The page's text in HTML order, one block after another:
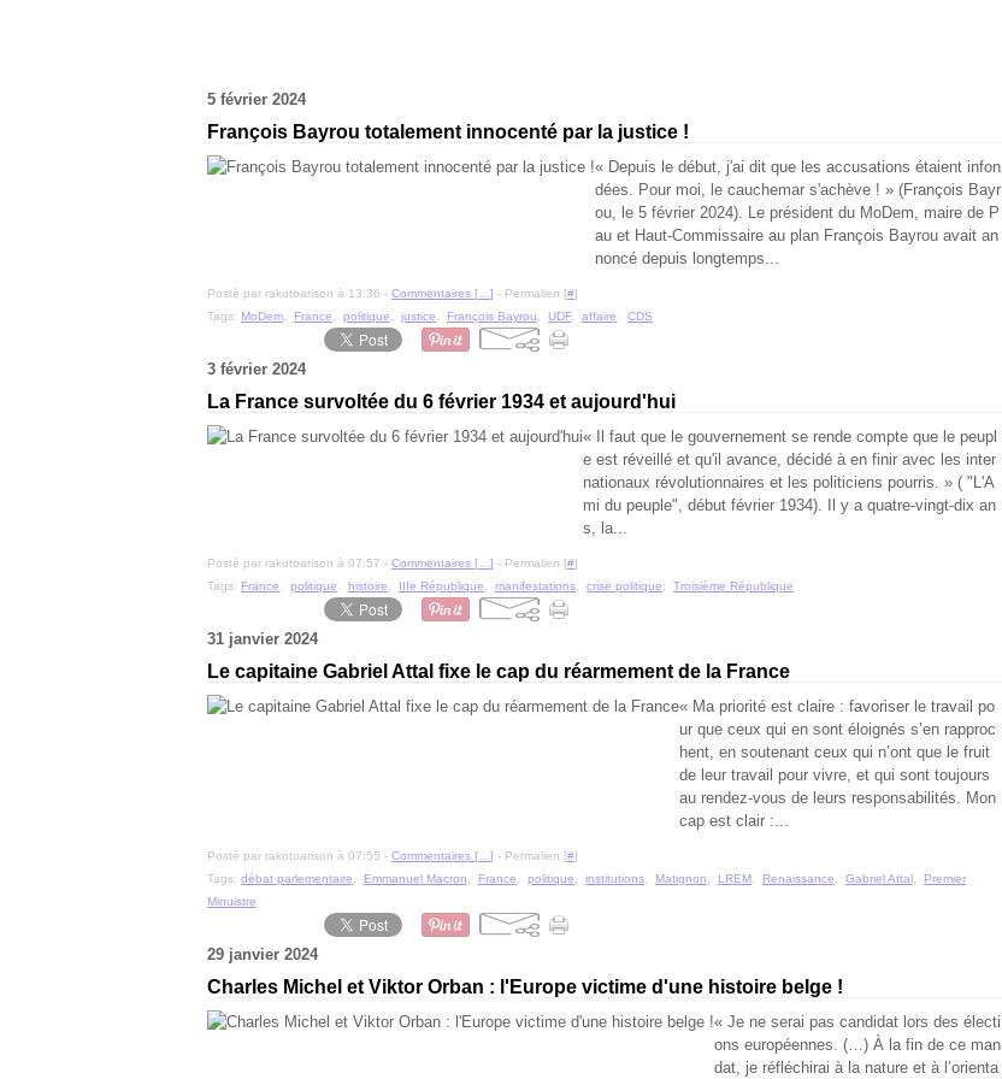
5 février 2024
François Bayrou totalement innocenté par la justice !
« Depuis le début, j'ai dit que les accusations étaient infon
dées. Pour moi, le cauchemar s'achève ! » (François Bayr
ou, le 5 février 2024). Le président du MoDem, maire de P
au et Haut-Commissaire au plan François Bayrou avait an
noncé depuis longtemps...
Posté par rakotoarison à 13:36 - Commentaires [ ] - Permalien [#]
Tags: MoDem France politique justice François Bayrou UDF, affaire CDS
3 février 2024
La France survoltée du 6 février 1934 et aujourd'hui
« Il faut que le gouvernement se rende compte que le peupl
e est réveillé et qu'il avance, décidé à en finir avec les inter
nationaux révolutionnaires et les politiciens pourris. » ( "L'A
mi du peuple", début février 1934). Il y a quatre-vingt-dix an
s, la...
Posté par rakotoarison à 07:57 - Commentaires [ ] - Permalien [#]
Tags: France politique histoire IIIe République manifestations crise politique Troisième République
31 janvier 2024
Le capitaine Gabriel Attal fixe le cap du réarmement de la France
« Ma priorité est claire : favoriser le travail po
ur que ceux qui en sont éloignés s’en rapproc
hent, en soutenant ceux qui n’ont que le fruit
de leur travail pour vivre, et qui sont toujours
au rendez-vous de leurs responsabilités. Mon
cap est clair :...
Posté par rakotoarison à 07:55 - Commentaires [ ] - Permalien [#]
Tags: débat parlementaire Emmanuel Macron France politique institutions Matignon LREM Renaissance Gabriel Attal
Premier
Minuistre
29 janvier 2024
Charles Michel et Viktor Orban : l'Europe victime d'une histoire belge !
« Je ne serai pas candidat lors des électi
ons européennes. (…) À la fin de ce man
dat, je réfléchirai à la nature et à l’orienta